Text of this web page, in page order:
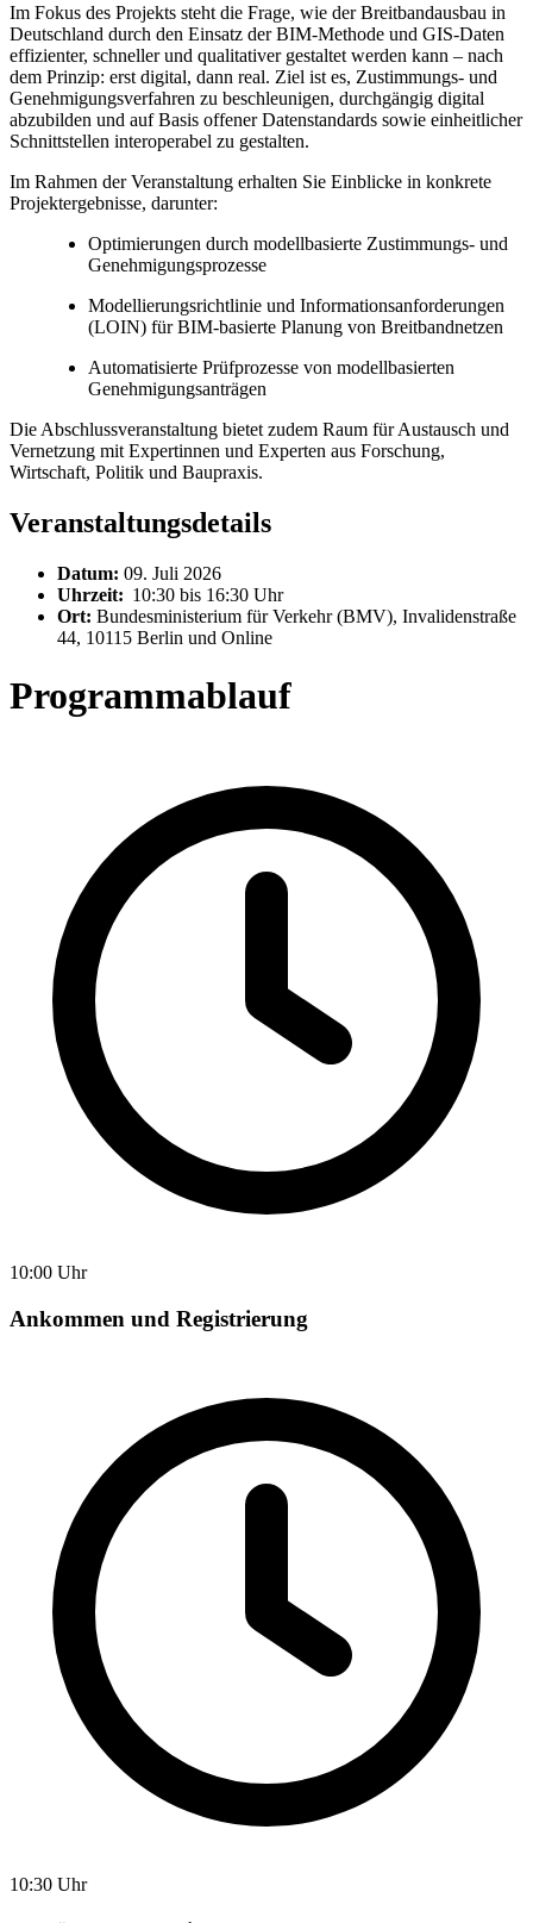
Im Fokus des Projekts steht die Frage, wie der Breitbandausbau in
Deutschland durch den Einsatz der BIM-Methode und GIS-Daten
effizienter, schneller und qualitativer gestaltet werden kann – nach
dem Prinzip: erst digital, dann real. Ziel ist es, Zustimmungs- und
Genehmigungsverfahren zu beschleunigen, durchgängig digital
abzubilden und auf Basis offener Datenstandards sowie einheitlicher
Schnittstellen interoperabel zu gestalten.
Im Rahmen der Veranstaltung erhalten Sie Einblicke in konkrete
Projektergebnisse, darunter:
Optimierungen durch modellbasierte Zustimmungs- und
Genehmigungsprozesse
Modellierungsrichtlinie und Informationsanforderungen
(LOIN) für BIM-basierte Planung von Breitbandnetzen
Automatisierte Prüfprozesse von modellbasierten
Genehmigungsanträgen
Die Abschlussveranstaltung bietet zudem Raum für Austausch und
Vernetzung mit Expertinnen und Experten aus Forschung,
Wirtschaft, Politik und Baupraxis.
Veranstaltungsdetails
Datum: 09. Juli 2026
Uhrzeit: 10:30 bis 16:30 Uhr
Ort: Bundesministerium für Verkehr (BMV), Invalidenstraße
44, 10115 Berlin und Online
Programmablauf
10:00 Uhr
Ankommen und Registrierung
10:30 Uhr